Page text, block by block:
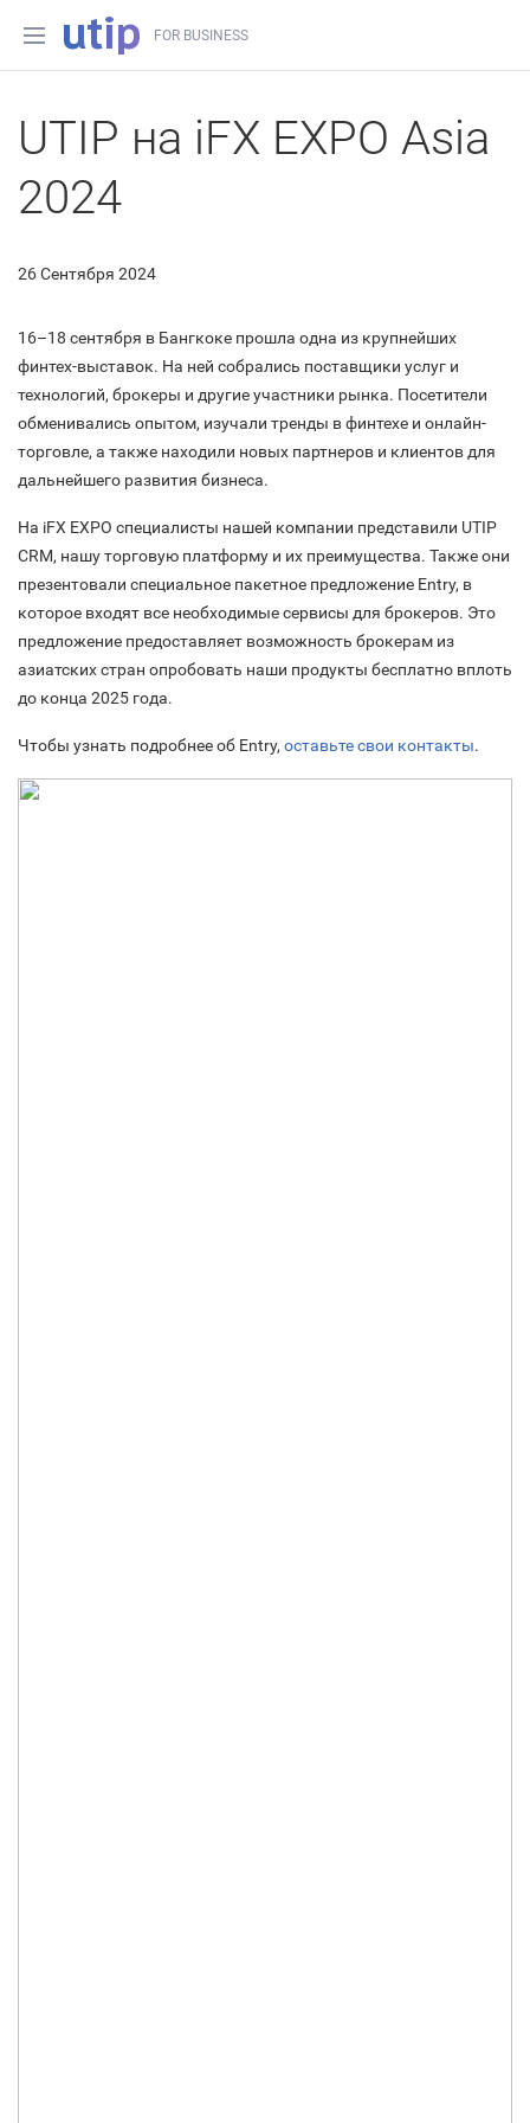
FOR BUSINESS
UTIP на iFX EXPO Asia
2024
26 Сентября 2024
16–18 сентября в Бангкоке прошла одна из крупнейших
финтех-выставок. На ней собрались поставщики услуг и
технологий, брокеры и другие участники рынка. Посетители
обменивались опытом, изучали тренды в финтехе и онлайн-
торговле, а также находили новых партнеров и клиентов для
дальнейшего развития бизнеса.
На iFX EXPO специалисты нашей компании представили UTIP
CRM, нашу торговую платформу и их преимущества. Также они
презентовали специальное пакетное предложение Entry, в
которое входят все необходимые сервисы для брокеров. Это
предложение предоставляет возможность брокерам из
азиатских стран опробовать наши продукты бесплатно вплоть
до конца 2025 года.
Чтобы узнать подробнее об Entry, оставьте свои контакты.